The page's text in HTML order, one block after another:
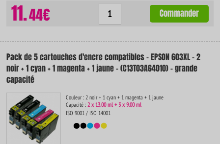
11.44€ Commander
Pack de 5 cartouches d'encre compatibles - EPSON 603XL - 2
noir + 1 cyan + 1 magenta + 1 jaune - (C13T03A64010) - grande
capacité
Couleur : 2 noir + 1 cyan + 1 magenta + 1 jaune
Capacité :2 x 13.00 ml + 3 x 9.00 ml
ISO 9001 / ISO 14001